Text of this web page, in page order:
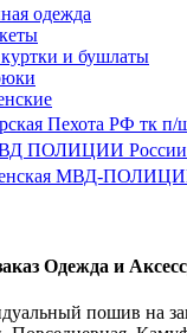
одежда
и бушлаты
Пехота РФ тк п/
ПОЛИЦИИ России
МВД-
Одежда и
пошив на